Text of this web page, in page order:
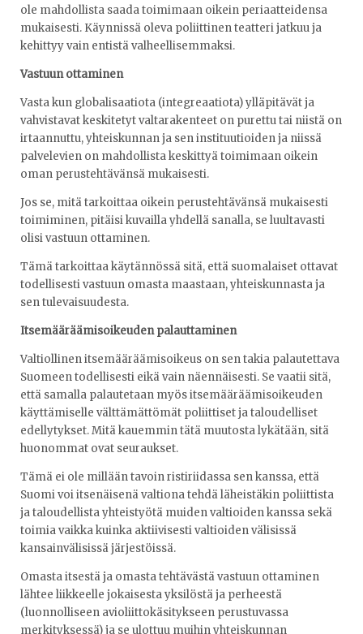
ole mahdollista saada toimimaan oikein periaatteidensa
mukaisesti. Käynnissä oleva poliittinen teatteri jatkuu ja
kehittyy vain entistä valheellisemmaksi.
Vastuun ottaminen
Vasta kun globalisaatiota (integreaatiota) ylläpitävät ja
vahvistavat keskitetyt valtarakenteet on purettu tai niistä on
irtaannuttu, yhteiskunnan ja sen instituutioiden ja niissä
palvelevien on mahdollista keskittyä toimimaan oikein
oman perustehtävänsä mukaisesti.
Jos se, mitä tarkoittaa oikein perustehtävänsä mukaisesti
toimiminen, pitäisi kuvailla yhdellä sanalla, se luultavasti
olisi vastuun ottaminen.
Tämä tarkoittaa käytännössä sitä, että suomalaiset ottavat
todellisesti vastuun omasta maastaan, yhteiskunnasta ja
sen tulevaisuudesta.
Itsemääräämisoikeuden palauttaminen
Valtiollinen itsemääräämisoikeus on sen takia palautettava
Suomeen todellisesti eikä vain näennäisesti. Se vaatii sitä,
että samalla palautetaan myös itsemääräämisoikeuden
käyttämiselle välttämättömät poliittiset ja taloudelliset
edellytykset. Mitä kauemmin tätä muutosta lykätään, sitä
huonommat ovat seuraukset.
Tämä ei ole millään tavoin ristiriidassa sen kanssa, että
Suomi voi itsenäisenä valtiona tehdä läheistäkin poliittista
ja taloudellista yhteistyötä muiden valtioiden kanssa sekä
toimia vaikka kuinka aktiivisesti valtioiden välisissä
kansainvälisissä järjestöissä.
Omasta itsestä ja omasta tehtävästä vastuun ottaminen
lähtee liikkeelle jokaisesta yksilöstä ja perheestä
(luonnolliseen avioliittokäsitykseen perustuvassa
merkityksessä) ja se ulottuu muihin yhteiskunnan